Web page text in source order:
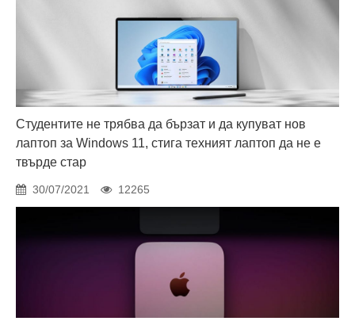
Студентите не трябва да бързат и да купуват нов
лаптоп за Windows 11, стига техният лаптоп да не е
твърде стар
30/07/2021 12265